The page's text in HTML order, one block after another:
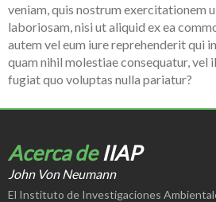
veniam, quis nostrum exercitationem
laboriosam, nisi ut aliquid ex ea
autem vel eum iure reprehenderit qui
quam nihil molestiae consequatur, vel
fugiat quo voluptas nulla pariatur?
Acerca deIIAP
John Von Neumann
El Instituto de Investigaciones